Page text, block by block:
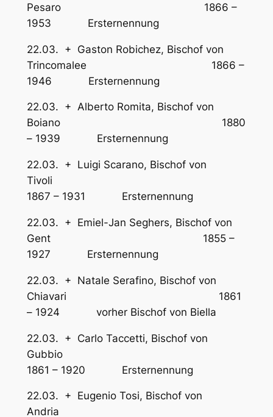
Pesaro 1866 –
1953 Ersternennung
22.03. + Gaston Robichez, Bischof von
Trincomalee 1866 –
1946 Ersternennung
22.03. + Alberto Romita, Bischof von
Boiano 1880
– 1939 Ersternennung
22.03. + Luigi Scarano, Bischof von
Tivoli
1867 – 1931 Ersternennung
22.03. + Emiel-Jan Seghers, Bischof von
Gent 1855 –
1927 Ersternennung
22.03. + Natale Serafino, Bischof von
Chiavari 1861
– 1924 vorher Bischof von Biella
22.03. + Carlo Taccetti, Bischof von
Gubbio
1861 – 1920 Ersternennung
22.03. + Eugenio Tosi, Bischof von
Andria